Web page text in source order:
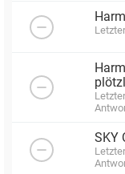
SKY